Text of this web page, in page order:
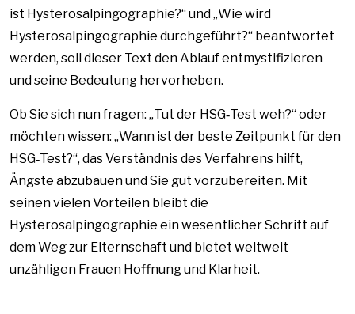
ist Hysterosalpingographie?“ und „Wie wird
Hysterosalpingographie durchgeführt?“ beantwortet
werden, soll dieser Text den Ablauf entmystifizieren
und seine Bedeutung hervorheben.
Ob Sie sich nun fragen: „Tut der HSG‑Test weh?“ oder
möchten wissen: „Wann ist der beste Zeitpunkt für den
HSG‑Test?“, das Verständnis des Verfahrens hilft,
Ängste abzubauen und Sie gut vorzubereiten. Mit
seinen vielen Vorteilen bleibt die
Hysterosalpingographie ein wesentlicher Schritt auf
dem Weg zur Elternschaft und bietet weltweit
unzähligen Frauen Hoffnung und Klarheit.